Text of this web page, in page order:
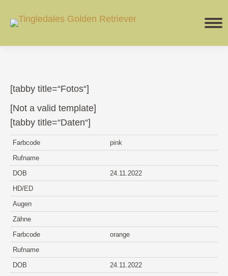
[tabby title=“Fotos“]
[Not a valid template]
[tabby title=“Daten“]
Farbcode
pink
Rufname
DOB
24.11.2022
HD/ED
Augen
Zähne
Farbcode
orange
Rufname
DOB
24.11.2022